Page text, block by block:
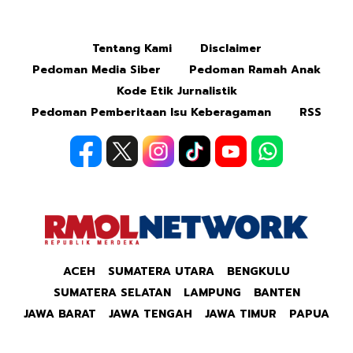
Tentang Kami
Disclaimer
Pedoman Media Siber
Pedoman Ramah Anak
Kode Etik Jurnalistik
Pedoman Pemberitaan Isu Keberagaman
RSS
ACEH SUMATERA UTARA
BENGKULU
SUMATERA SELATAN
LAMPUNG
BANTEN
JAWA BARAT
JAWA TENGAH JAWA TIMUR PAPUA